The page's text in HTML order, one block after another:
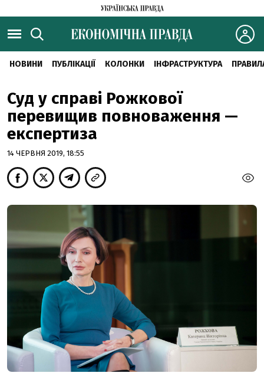
НОВИНИ ПУБЛІКАЦІЇ КОЛОНКИ ІНФРАСТРУКТУРА
Суд у справі Рожкової
перевищив повноваження —
експертиза
14 ЧЕРВНЯ 2019, 18:55